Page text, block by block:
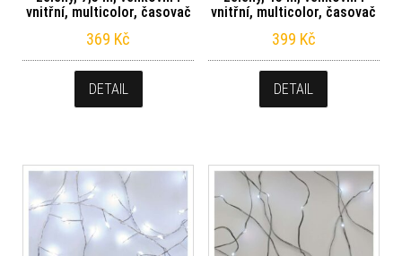
vnitřní, multicolor, časovač
369 Kč
DETAIL
vnitřní, multicolor, časovač
399 Kč
DETAIL